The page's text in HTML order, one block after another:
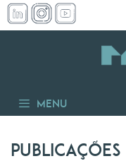
Pular
para
Menu
Publicações